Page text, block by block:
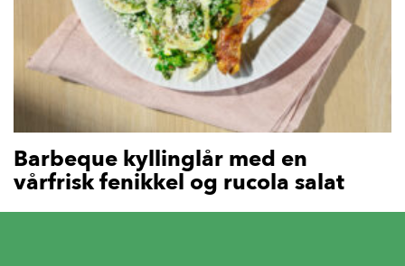
Barbeque kyllinglår med en
vårfrisk fenikkel og rucola salat